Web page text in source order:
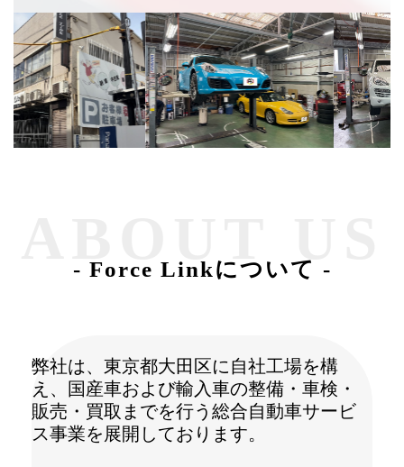
- Force Linkについて -
弊社は、東京都大田区に自社工場を構
え、国産車および輸入車の整備・車検・
販売・買取までを行う総合自動車サービ
ス事業を展開しております。